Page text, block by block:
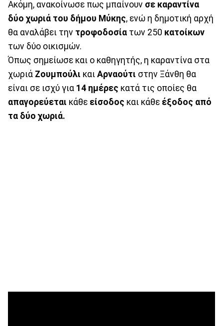
Ακόμη, ανακοίνωσε πως μπαίνουν σε καραντίνα
δύο χωριά του δήμου Μύκης, ενώ η δημοτική αρχή
θα αναλάβει την τροφοδοσία των 250 κατοίκων
των δύο οικισμών.
Όπως σημείωσε και ο καθηγητής, η καραντίνα στα
χωριά Ζουμπούλι και Αρναούτι στην Ξάνθη θα
είναι σε ισχύ για 14 ημέρες κατά τις οποίες θα
απαγορεύεται κάθε είσοδος και κάθε έξοδος από
τα δύο χωριά.